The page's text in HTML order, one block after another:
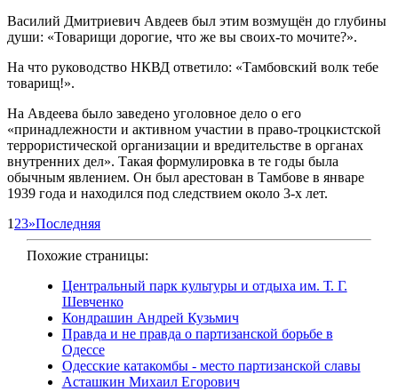
Василий Дмитриевич Авдеев был этим возмущён до глубины
души: «Товарищи дорогие, что же вы своих-то мочите?».
На что руководство НКВД ответило: «Тамбовский волк тебе
товарищ!».
На Авдеева было заведено уголовное дело о его
«принадлежности и активном участии в право-троцкистской
террористической организации и вредительстве в органах
внутренних дел». Такая формулировка в те годы была
обычным явлением. Он был арестован в Тамбове в январе
1939 года и находился под следствием около 3-х лет.
1 23»Последняя
Похожие страницы:
Центральный парк культуры и отдыха им. Т. Г.
Шевченко
Кондрашин Андрей Кузьмич
Правда и не правда о партизанской борьбе в
Одессе
Одесские катакомбы - место партизанской славы
Асташкин Михаил Егорович